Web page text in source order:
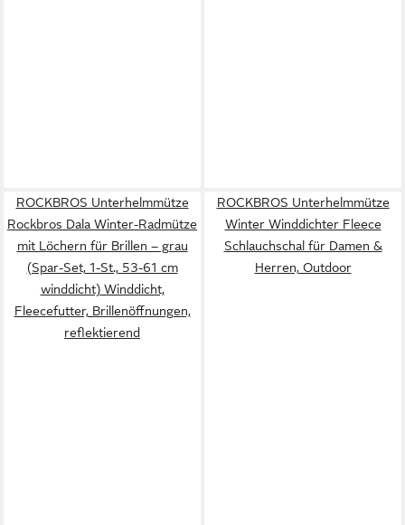
ROCKBROS Unterhelmmütze
Rockbros Dala Winter-Radmütze
mit Löchern für Brillen – grau
(Spar-Set, 1-St., 53-61 cm
winddicht) Winddicht,
Fleecefutter, Brillenöffnungen,
reflektierend
ROCKBROS Unterhelmmütze
Winter Winddichter Fleece
Schlauchschal für Damen &
Herren, Outdoor